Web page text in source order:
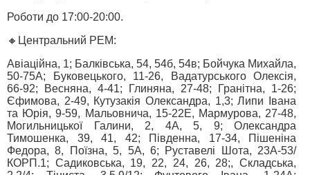
Роботи до 17:00-20:00.
🔸Центральний РЕМ:
Авіаційна, 1; Балківська, 54, 54б, 54в; Бойчука Михайла,
50-75А; Буковецького, 11-26, Вадатурського Олексія,
66-92; Весняна, 4-41; Глиняна, 27-48; Гранітна, 1-26;
Єфимова, 2-49, Кутузакія Олександра, 1,3; Липи Івана
та Юрія, 9-59, Мальовнича, 15-22Е, Мармурова, 27-48,
Могильницької Галини, 2, 4А, 5, 9; Олександра
Тимошенка, 39, 41, 42; Південна, 17-34, Пішеніна
Федора, 8, Поїзна, 5, 5А, 6; Руставелі Шота, 23А-53/
КОРП.1; Садиковська, 19, 22, 24, 26, 28;, Складська,